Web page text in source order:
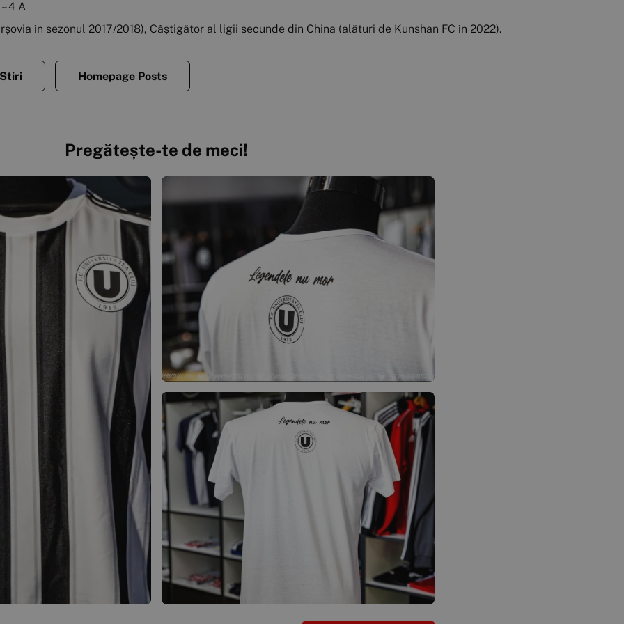
4 A
în sezonul 2017/2018), Câștigător al ligii secunde din China (alături de Kunshan FC în 2022).
Stiri Homepage Posts
Pregătește-te de meci!